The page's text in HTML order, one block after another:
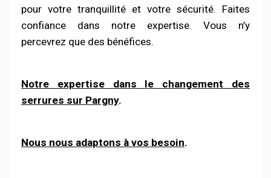
pour votre tranquillité et votre sécurité. Faites
confiance dans notre expertise. Vous n’y
percevrez que des bénéfices.
Notre expertise dans le changement des
serrures sur Pargny.
Nous nous adaptons à vos besoin.